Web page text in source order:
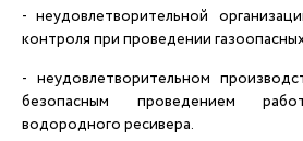
- неудовлетворительной
контроля при проведении
- неудовлетворительном
безопасным проведением
водородного ресивера.